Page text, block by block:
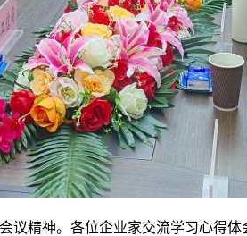
精神。各位企业家交流学习心得